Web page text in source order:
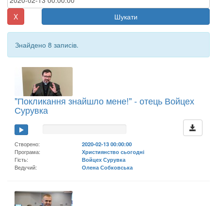
X Шукати
Знайдено 8 записів.
"Покликання знайшло мене!" - отець Войцех
Сурувка
Створено:
2020-02-13 00:00:00
Програма:
Християнство сьогодні
Гість:
Войцех Сурувка
Ведучий:
Олена Собковська